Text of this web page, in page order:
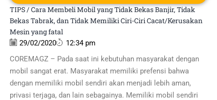
TIPS /Cara Membeli Mobil yang Tidak Bekas Banjir, Tidak
Bekas Tabrak, dan Tidak Memiliki Ciri-Ciri Cacat/Kerusakan
Mesin yang fatal
29/02/2020
12:34 pm
COREMAGZ – Pada saat ini kebutuhan masyarakat dengan
mobil sangat erat. Masyarakat memiliki prefensi bahwa
dengan memiliki mobil sendiri akan menjadi lebih aman,
privasi terjaga, dan lain sebagainya. Memiliki mobil sendiri